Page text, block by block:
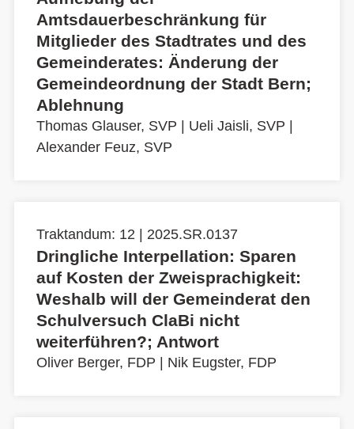
Amtsdauerbeschränkung für
Mitglieder des Stadtrates und des
Gemeinderates: Änderung der
Gemeindeordnung der Stadt Bern;
Ablehnung
Thomas Glauser, SVP Ueli Jaisli, SVP
Alexander Feuz, SVP
Traktandum: 12 | 2025.SR.0137
Dringliche Interpellation: Sparen
auf Kosten der Zweisprachigkeit:
Weshalb will der Gemeinderat den
Schulversuch ClaBi nicht
weiterführen?; Antwort
Oliver Berger, FDP Nik Eugster, FDP